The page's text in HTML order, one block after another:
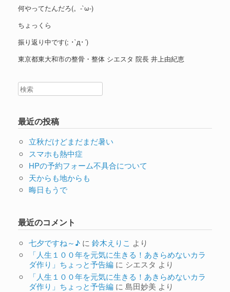
何やってたんだろ(。-`ω-)
ちょっくら
振り返り中です(; ･`д･´)
東京都東大和市の整骨・整体 シエスタ 院長 井上由紀恵
最近の投稿
立秋だけどまだまだ暑い
スマホも熱中症
HPの予約フォーム不具合について
天からも地からも
晦日もうで
最近のコメント
七夕ですね～♪に 鈴木えりこ より
「人生１００年を元気に生きる！あきらめないカラ
ダ作り」ちょっと予告編に シエスタ より
「人生１００年を元気に生きる！あきらめないカラ
ダ作り」ちょっと予告編に 島田妙美 より